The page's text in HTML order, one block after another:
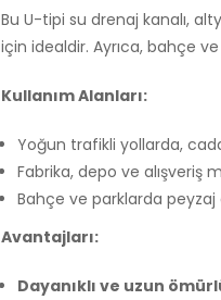
Bu U-tipi su drenaj kanalı,
için idealdir. Ayrıca, bahçe
Kullanım Alanları:
Yoğun trafikli yollarda,
Fabrika, depo ve alışveriş
Bahçe ve parklarda
Avantajları:
Dayanıklı ve uzun